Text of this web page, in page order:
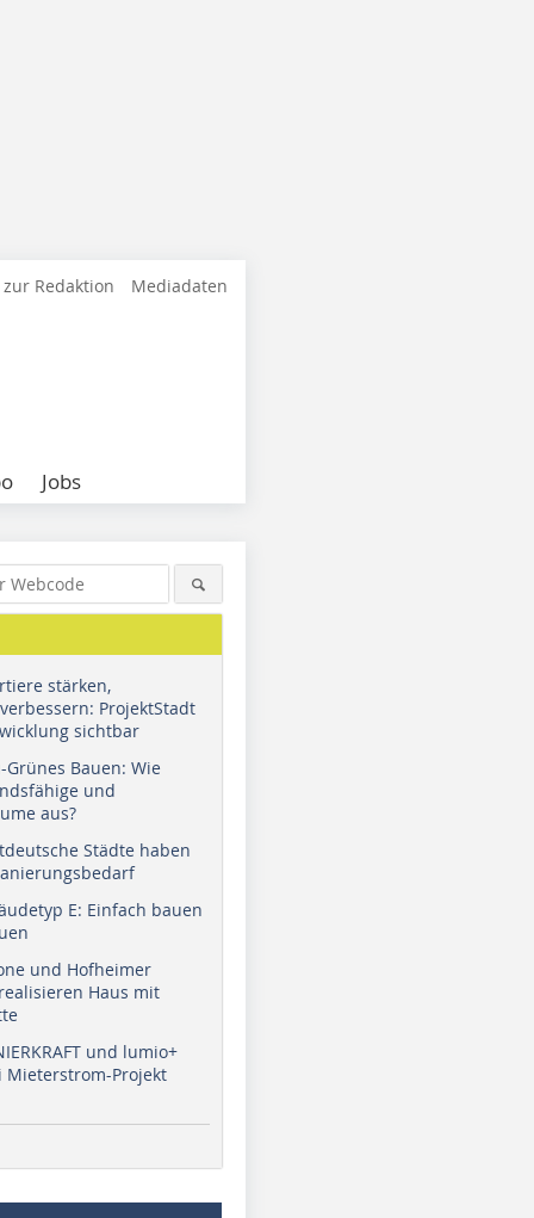
Redaktion Mediadaten
Jobs
stärken,
ProjektStadt
sichtbar
Grünes Bauen: Wie
und
aus?
Städte haben
E: Einfach bauen
und Hofheimer
Haus mit
und lumio+
Mieterstrom-Projekt